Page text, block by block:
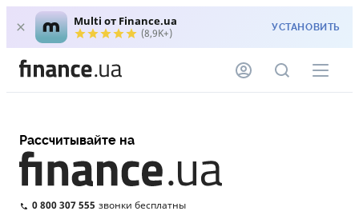
Multi от Finance.ua
(8,9K+) УСТАНОВИТЬ
Рассчитывайте на
0 800 307 555 звонки бесплатны